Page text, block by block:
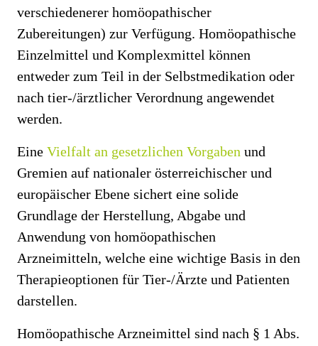
verschiedenerer homöopathischer
Zubereitungen) zur Verfügung. Homöopathische
Einzelmittel und Komplexmittel können
entweder zum Teil in der Selbstmedikation oder
nach tier-/ärztlicher Verordnung angewendet
werden.
Eine Vielfalt an gesetzlichen Vorgaben und
Gremien auf nationaler österreichischer und
europäischer Ebene sichert eine solide
Grundlage der Herstellung, Abgabe und
Anwendung von homöopathischen
Arzneimitteln, welche eine wichtige Basis in den
Therapieoptionen für Tier-/Ärzte und Patienten
darstellen.
Homöopathische Arzneimittel sind nach § 1 Abs.